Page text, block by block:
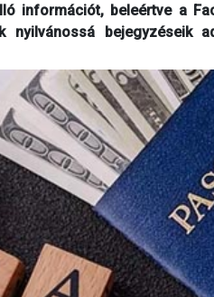
információt, beleértve a
nyilvánossá bejegyzéseik